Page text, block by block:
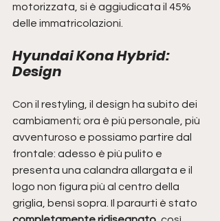
motorizzata, si è aggiudicata il 45%
delle immatricolazioni.
Hyundai Kona Hybrid:
Design
Con il restyling, il design ha subito dei
cambiamenti; ora è più personale, più
avventuroso e possiamo partire dal
frontale: adesso è più pulito e
presenta una calandra allargata e il
logo non figura più al centro della
griglia, bensì sopra. Il paraurti è stato